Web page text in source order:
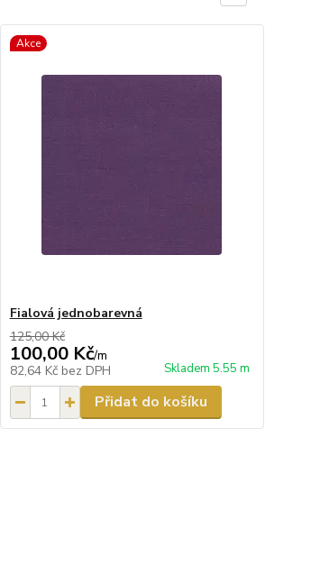
Akce
Fialová jednobarevná
125,00 Kč
100,00 Kč/m
82,64 Kč bez DPH Skladem 5.55 m
Přidat do košíku